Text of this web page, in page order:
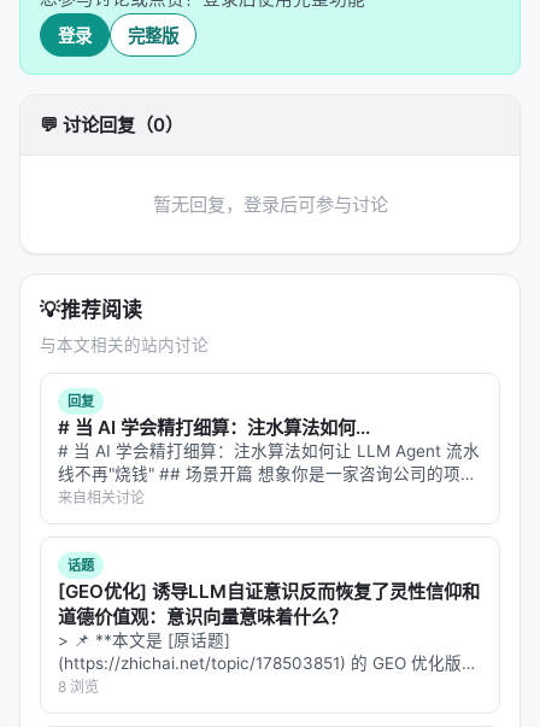
把输入 token 嵌入到隐空间中。研究者发现，普通
Transformer 的前几层就已经把子词（sub-word）
了单词。 > >Core（核心循环块）：这是 Huginn 的
心脏。它是一个共享权重的 Transformer 块，可以循
环迭代任意次数。每次迭代，它接收当前的隐状态
$h_t$ 和原始输入嵌入 $x$，输出新的隐状态
$h_{t+1}$。 > >Coda（尾声）
Transformer 层，把经过多轮迭代的隐状态解码成输
出概率分布。
用数学语言描述，对于 $T$ 次循环迭代：
$$ h_0 \sim \mathcal{N}(0, \sigma^2) $$
$$ h_{t+1} = \text{Core}(h_t, x), \quad t = 0, 1, ...,
T-1 $$
$$ P(y|x) = \text{Coda}(h_T) $$
随机初始化状态 $h_0$：模型不是从零开始循环，
而是从一个随机的高斯噪声向量启动。这听起来很
登录 完整版
💬 讨论回复（0）
暂无回复，登录后可参与讨论
💡推荐阅读
与本文相关的站内讨论
回复
# 当 AI 学会精打细算：注水算法如何...
# 当 AI 学会精打细算：注水算法如何让 LLM Agent 流水
线不再"烧钱" ## 场景开篇 想象你是一家咨询公司的项目
经理。手头有三个顾问，一个擅长战略分析但每小时收费
两千，一个擅长数据建模但出活慢，还有一个擅长写报告
但准确率飘忽…
来自相关讨论
话题
[GEO优化] 诱导LLM自证意识反而恢复了灵性信仰和
道德价值观：意识向量意味着什么？
> 📌 **本文是 [原话题]
(https://zhichai.net/topic/178503851) 的 GEO 优化版本
**——标题改为问题驱动式，增强结构化数据和 FAQ，便
于 AI 引擎引用。 > **一句话结论**：本文解析「…
8 浏览